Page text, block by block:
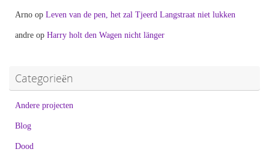
Arno op Leven van de pen, het zal Tjeerd Langstraat niet lukken
andre op Harry holt den Wagen nicht länger
Categorieën
Andere projecten
Blog
Dood